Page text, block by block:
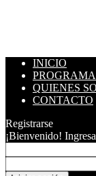
INICIO
QUIENES
CONTACTO
Registrarse
¡Bienvenido!